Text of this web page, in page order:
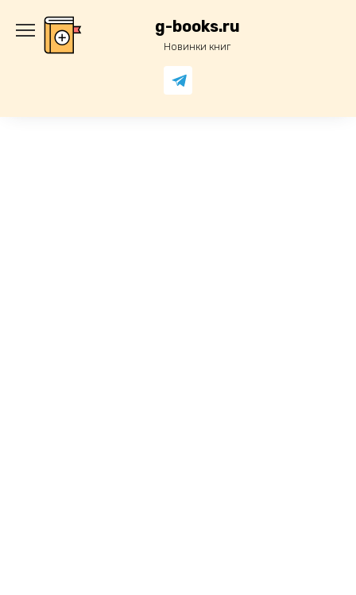
содержанию
g-books.ru
Новинки книг